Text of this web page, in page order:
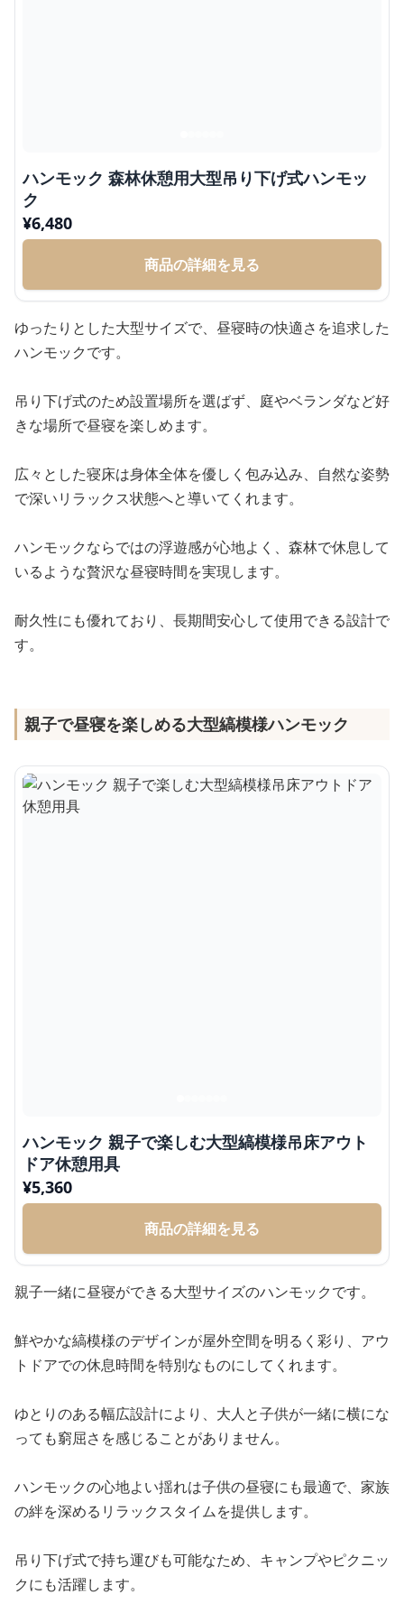
ハンモック 森林休憩用大型吊り下げ式ハンモッ
ク
¥6,480
商品の詳細を見る
ゆったりとした大型サイズで、昼寝時の快適さを追求した
ハンモックです。
吊り下げ式のため設置場所を選ばず、庭やベランダなど好
きな場所で昼寝を楽しめます。
広々とした寝床は身体全体を優しく包み込み、自然な姿勢
で深いリラックス状態へと導いてくれます。
ハンモックならではの浮遊感が心地よく、森林で休息して
いるような贅沢な昼寝時間を実現します。
耐久性にも優れており、長期間安心して使用できる設計で
す。
親子で昼寝を楽しめる大型縞模様ハンモック
ハンモック 親子で楽しむ大型縞模様吊床アウト
ドア休憩用具
¥5,360
商品の詳細を見る
親子一緒に昼寝ができる大型サイズのハンモックです。
鮮やかな縞模様のデザインが屋外空間を明るく彩り、アウ
トドアでの休息時間を特別なものにしてくれます。
ゆとりのある幅広設計により、大人と子供が一緒に横にな
っても窮屈さを感じることがありません。
ハンモックの心地よい揺れは子供の昼寝にも最適で、家族
の絆を深めるリラックスタイムを提供します。
吊り下げ式で持ち運びも可能なため、キャンプやピクニッ
クにも活躍します。